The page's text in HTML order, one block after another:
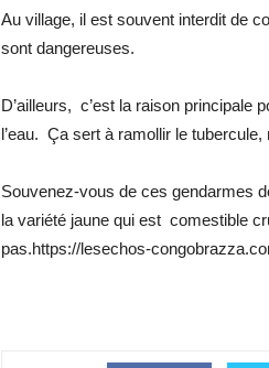
Au village, il est souvent interdit de
sont dangereuses.
D’ailleurs, c’est la raison principale
l’eau. Ça sert à ramollir le
Souvenez-vous de ces gendarmes
la variété jaune qui est comestible
pas.https://lesechos-